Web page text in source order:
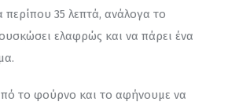
περίπου 35 λεπτά, ανάλογα το
ελαφρώς και να πάρει ένα
το φούρνο και το αφήνουμε να